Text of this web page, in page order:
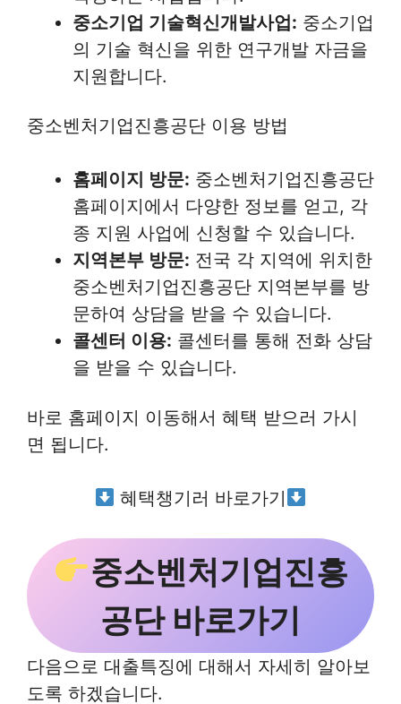
중소기업 기술혁신개발사업: 중소기업
의 기술 혁신을 위한 연구개발 자금을
지원합니다.
중소벤처기업진흥공단 이용 방법
홈페이지 방문: 중소벤처기업진흥공단
홈페이지에서 다양한 정보를 얻고, 각
종 지원 사업에 신청할 수 있습니다.
지역본부 방문: 전국 각 지역에 위치한
중소벤처기업진흥공단 지역본부를 방
문하여 상담을 받을 수 있습니다.
콜센터 이용: 콜센터를 통해 전화 상담
을 받을 수 있습니다.
바로 홈페이지 이동해서 혜택 받으러 가시
면 됩니다.
혜택챙기러 바로가기
중소벤처기업진흥
공단 바로가기
다음으로 대출특징에 대해서 자세히 알아보
도록 하겠습니다.